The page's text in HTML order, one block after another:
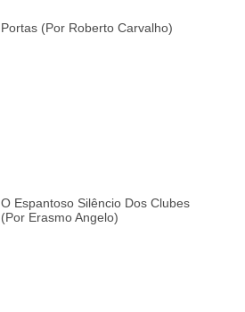
Portas (por Roberto Carvalho)
O Espantoso Silêncio Dos Clubes
(por Erasmo Angelo)